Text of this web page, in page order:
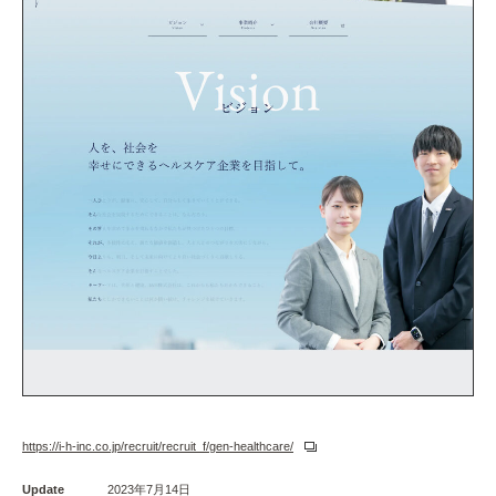
https://i-h-inc.co.jp/recruit/recruit_f/gen-healthcare/
Update 2023年7月14日